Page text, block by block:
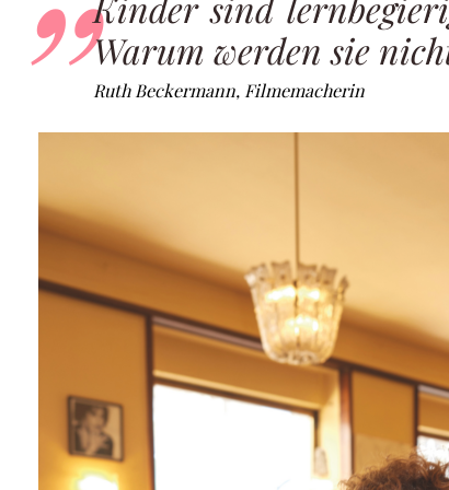
Warum werden sie
Ruth Beckermann, Filmemacherin